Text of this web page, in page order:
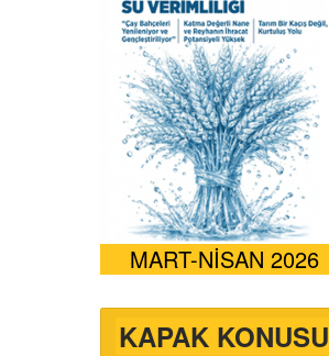
MART-NİSAN 2026
KAPAK KONUSU